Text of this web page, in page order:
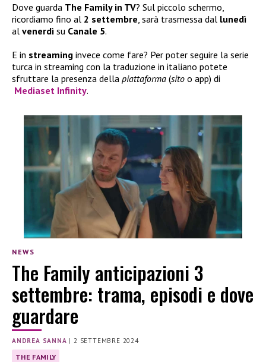
Dove guarda The Family in TV? Sul piccolo schermo,
ricordiamo fino al 2 settembre , sarà trasmessa dal lunedì
al venerdì su Canale 5.
E in streaming invece come fare? Per poter seguire la serie
turca in streaming con la traduzione in italiano potete
sfruttare la presenza della piattaforma (sito o app) di
Mediaset Infinity.
NEWS
The Family anticipazioni 3
settembre: trama, episodi e dove
guardare
ANDREA SANNA |2 SETTEMBRE 2024
THE FAMILY